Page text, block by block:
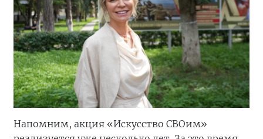
Напомним, акция «Искусство СВОим»